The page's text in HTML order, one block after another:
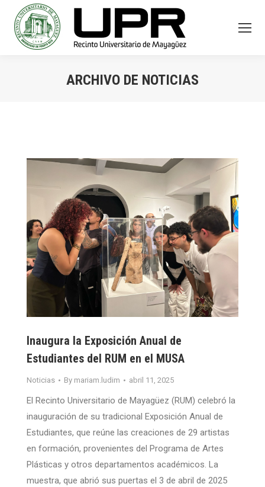
ARCHIVO DE NOTICIAS
Inaugura la Exposición Anual de
Estudiantes del RUM en el MUSA
Noticias By mariam.ludim abril 11, 2025
El Recinto Universitario de Mayagüez (RUM) celebró la
inauguración de su tradicional Exposición Anual de
Estudiantes, que reúne las creaciones de 29 artistas
en formación, provenientes del Programa de Artes
Plásticas y otros departamentos académicos. La
muestra, que abrió sus puertas el 3 de abril de 2025